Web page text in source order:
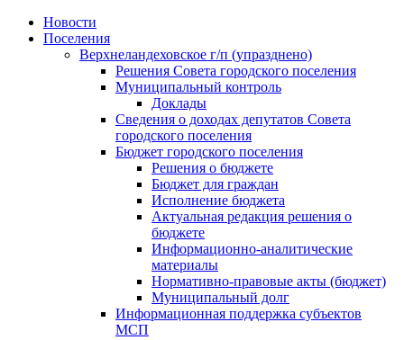
Skip
Новости
Поселения
Верхнеландеховское г/п (упразднено)
Решения Совета городского поселения
Муниципальный контроль
Доклады
Сведения о доходах депутатов Совета
городского поселения
Бюджет городского поселения
Решения о бюджете
Бюджет для граждан
Исполнение бюджета
Актуальная редакция решения о
бюджете
Информационно-аналитические
материалы
Нормативно-правовые акты (бюджет)
Муниципальный долг
Информационная поддержка субъектов
МСП